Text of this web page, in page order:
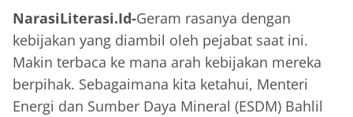
NarasiLiterasi.Id-Geram rasanya dengan
kebijakan yang diambil oleh pejabat saat ini.
Makin terbaca ke mana arah kebijakan mereka
berpihak. Sebagaimana kita ketahui, Menteri
Energi dan Sumber Daya Mineral (ESDM) Bahlil